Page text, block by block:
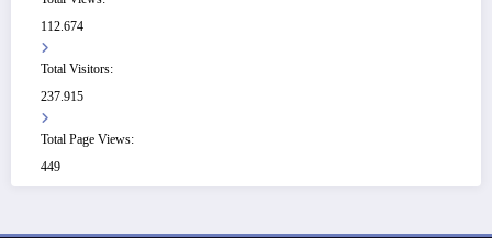
112.674
Total Visitors:
237.915
Total Page Views:
449